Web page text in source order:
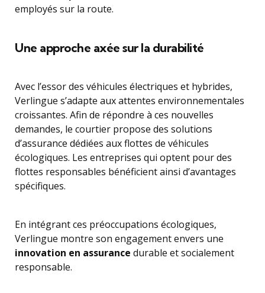
employés sur la route.
Une approche axée sur la durabilité
Avec l’essor des véhicules électriques et hybrides,
Verlingue s’adapte aux attentes environnementales
croissantes. Afin de répondre à ces nouvelles
demandes, le courtier propose des solutions
d’assurance dédiées aux flottes de véhicules
écologiques. Les entreprises qui optent pour des
flottes responsables bénéficient ainsi d’avantages
spécifiques.
En intégrant ces préoccupations écologiques,
Verlingue montre son engagement envers une
innovation en assurance durable et socialement
responsable.